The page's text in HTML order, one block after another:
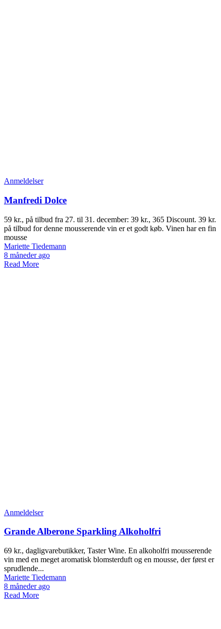
Anmeldelser
Manfredi Dolce
59 kr., på tilbud fra 27. til 31. december: 39 kr., 365 Discount. 39 kr.
på tilbud for denne mousserende vin er et godt køb. Vinen har en fin
mousse
Mariette Tiedemann
8 måneder ago
Read More
Anmeldelser
Grande Alberone Sparkling Alkoholfri
69 kr., dagligvarebutikker, Taster Wine. En alkoholfri mousserende
vin med en meget aromatisk blomsterduft og en mousse, der først er
sprudlende...
Mariette Tiedemann
8 måneder ago
Read More